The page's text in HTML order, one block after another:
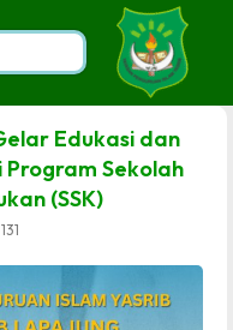
Edukasi dan
Sekolah
(SSK)